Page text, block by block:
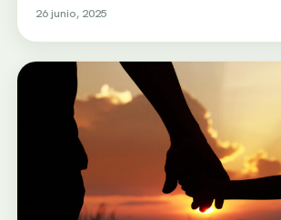
26 junio, 2025